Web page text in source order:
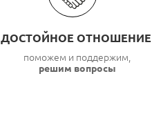
ДОСТОЙНОЕ ОТНОШЕНИЕ
поможем и поддержим,
решим вопросы